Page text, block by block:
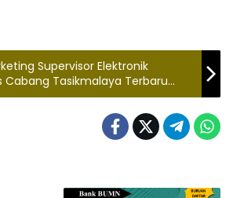
Supervisor Elektronik
Cabang Tasikmalaya Terbaru